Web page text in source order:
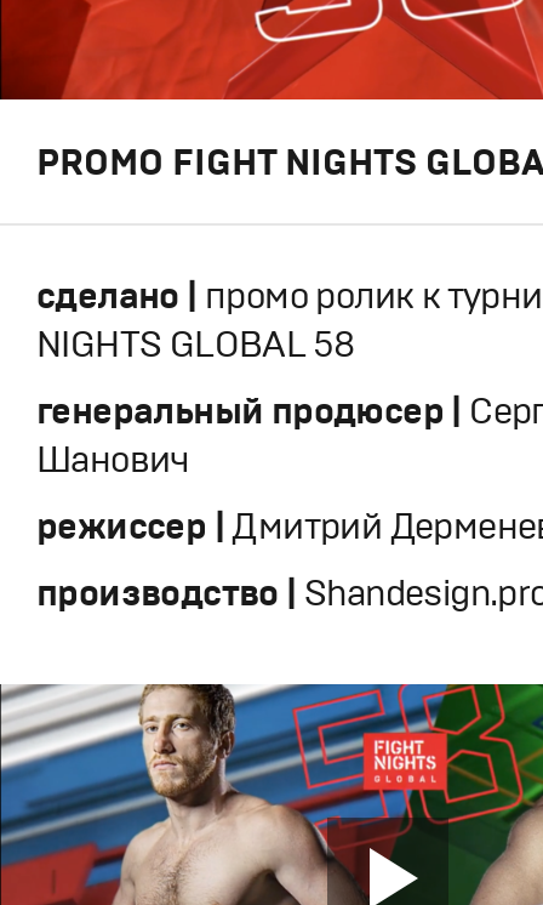
PROMO FIGHT NIGHTS
сделано | промо ролик к
NIGHTS GLOBAL 58
генеральный продюсер |
Шанович
режиссер |Дмитрий
производство |